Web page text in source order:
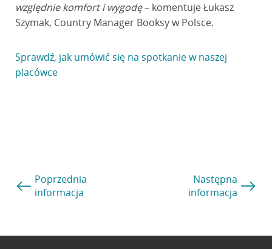
względnie komfort i wygodę– komentuje Łukasz
Szymak, Country Manager Booksy w Polsce.
Sprawdź, jak umówić się na spotkanie w naszej
placówce
Poprzednia
informacja
Następna
informacja